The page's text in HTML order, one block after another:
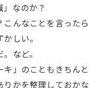
なのか？
こんなことを言った
しい。
など。
」のこともきちん
かを整理しておか